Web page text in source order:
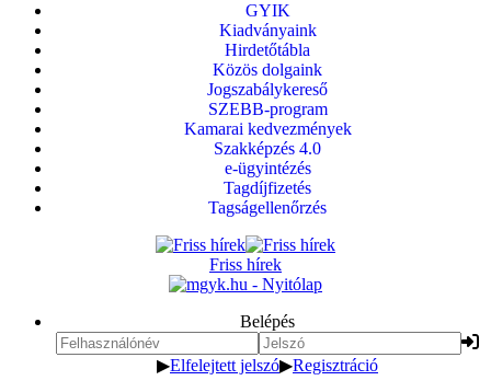
GYIK
Kiadványaink
Hirdetőtábla
Közös dolgaink
Jogszabálykereső
SZEBB-program
Kamarai kedvezmények
Szakképzés 4.0
e-ügyintézés
Tagdíjfizetés
Tagságellenőrzés
Friss hírek
Belépés
▶Elfelejtett jelszó▶Regisztráció